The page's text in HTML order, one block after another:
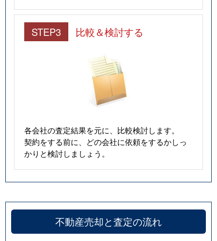
STEP3 比較＆検討する
各会社の査定結果を元に、比較検討します。
契約をする前に、どの会社に依頼をするかしっ
かりと検討しましょう。
不動産売却と査定の流れ